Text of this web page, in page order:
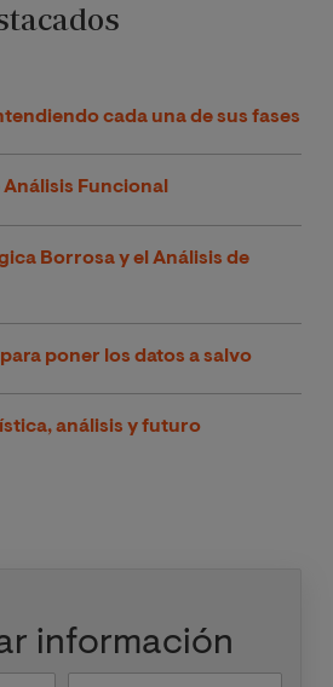
cada una de sus fases
Funcional
Borrosa y el Análisis de
poner los datos a salvo
análisis y futuro
información